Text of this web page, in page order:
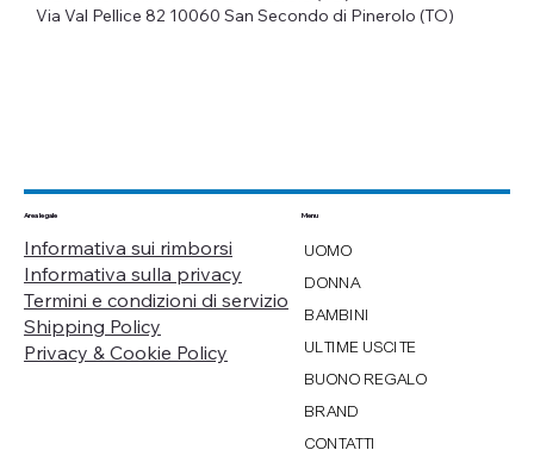
Via Val Pellice 82 10060 San Secondo di Pinerolo (TO)
Area legale
Informativa sui rimborsi
Informativa sulla privacy
Termini e condizioni di servizio
Shipping Policy
Privacy & Cookie Policy
Menu
UOMO
DONNA
BAMBINI
ULTIME USCITE
BUONO REGALO
BRAND
CONTATTI